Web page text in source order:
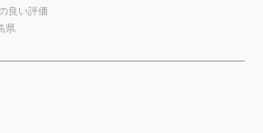
良い評価
県